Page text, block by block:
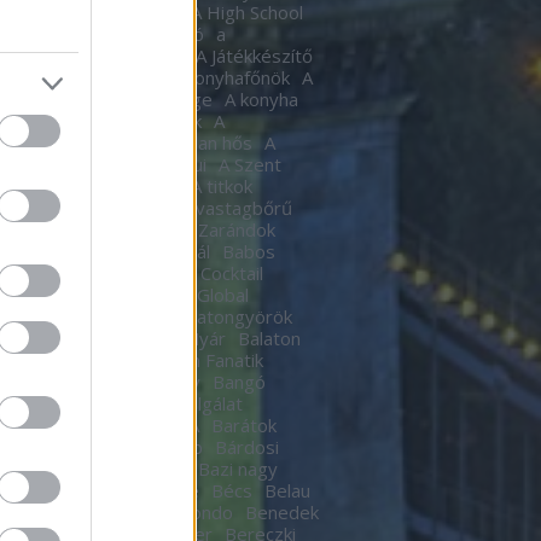
A High School
A Hindenburg léghajó a
A játékkészítő
A Játékkészítő
A Kocka A konyhafőnök A
A konyha ördöge A konyha
A Lámpagyújtogatók A
A láthatatlan hős A
A pokol kapui A Szent
A templomos lovagok
A titkok
A torony hősei
A vastagbőrű
A vörös oroszlán
A Zarándok
B.my.Lake Fesztivál
Babos
baby
Bacardí Legacy Cocktail
Bacardí Legacy Global
Balance
Balatongyörök
Hacacáré
Balatoni Nyár
Balaton
Balázsy Panna
Balkán Fanatik
Baló György
Bangó
Baptista Szeretetszolgálat
BUBORÉKTORTA Barátok
Barba Negra Music Club
Bárdosi
Bartendaz Hungary
Bazi nagy
lagzik
Bebe Bécs
Belau
Belmondo
Benedek
Ben Kingsley Ben Stiller
Bereczki